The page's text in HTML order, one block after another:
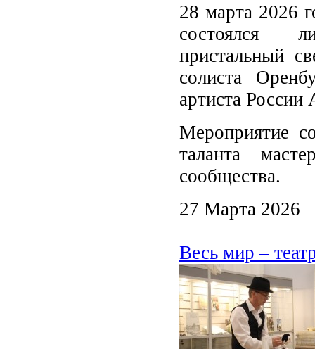
28 марта 2026
состоялся
пристальный
солиста
артиста
Мероприятие
таланта
сообщества.
27 Марта 2026
Весь мир –